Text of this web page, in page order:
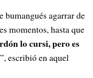
bumangués agarrar de
momentos, hasta que
lo cursi, pero es
”, escribió en aquel